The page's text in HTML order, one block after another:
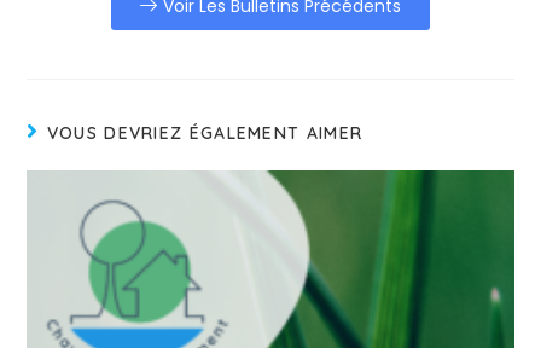
Voir Les Bulletins Précédents
VOUS DEVRIEZ ÉGALEMENT AIMER